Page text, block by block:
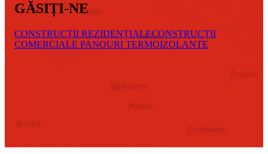
GĂSIȚI-NE
CONSTRUCȚII REZIDENȚIALECONSTRUCȚII
COMERCIALE PANOURI TERMOIZOLANTE